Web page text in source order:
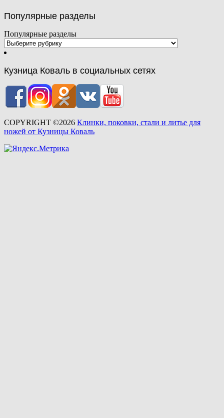
Популярные разделы
Популярные разделы
Кузница Коваль в социальных сетях
COPYRIGHT ©2026 Клинки, поковки, стали и литье для
ножей от Кузницы Коваль